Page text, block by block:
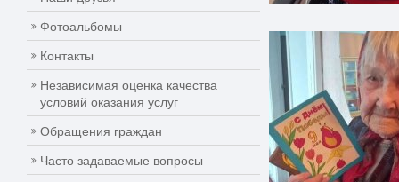
Фотоальбомы
Контакты
Независимая оценка качества
условий оказания услуг
Обращения граждан
Часто задаваемые вопросы